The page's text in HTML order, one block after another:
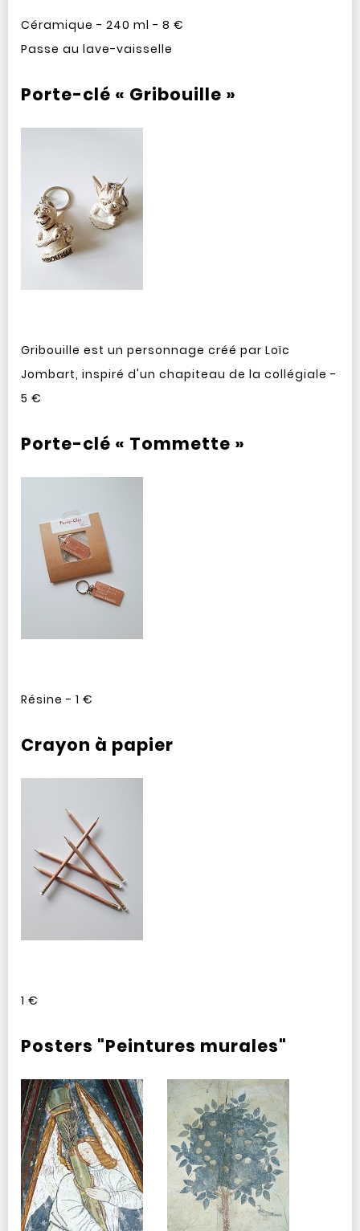
Céramique - 240 ml - 8 €
Passe au lave-vaisselle
Porte-clé « Gribouille »
Gribouille est un personnage créé par Loïc
Jombart, inspiré d'un chapiteau de la collégiale -
5 €
Porte-clé « Tommette »
Résine - 1 €
Crayon à papier
1 €
Posters "Peintures murales"